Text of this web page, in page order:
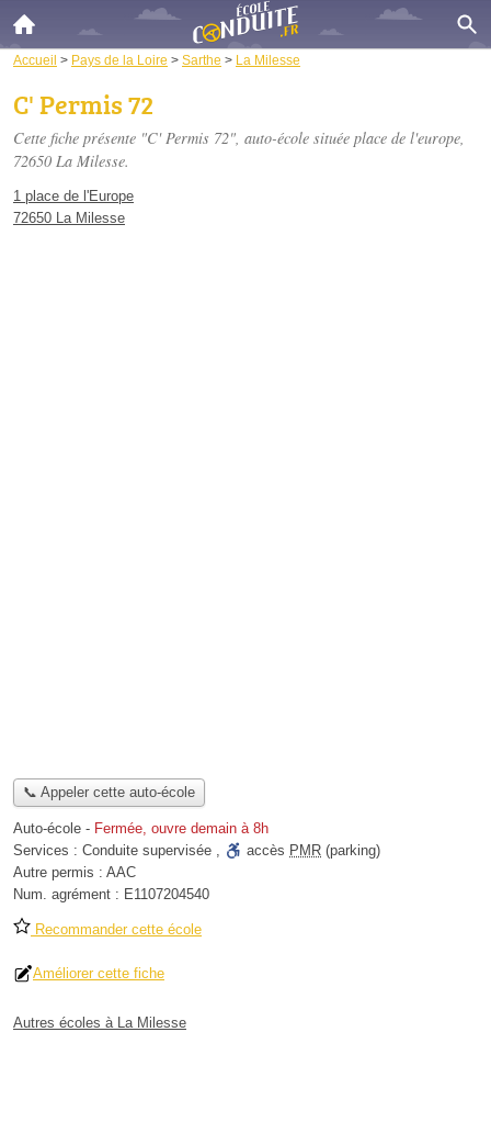
Accueil > Pays de la Loire > Sarthe > La Milesse
C' Permis 72
Cette fiche présente "C' Permis 72", auto-école située place de l'europe,
72650 La Milesse.
1 place de l'Europe
72650 La Milesse
📞 Appeler cette auto-école
Auto-école - Fermée, ouvre demain à 8h
Services : Conduite supervisée , accès PMR (parking)
Autre permis : AAC
Num. agrément : E1107204540
Recommander cette école
Améliorer cette fiche
Autres écoles à La Milesse